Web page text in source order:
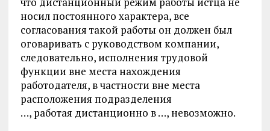
носил постоянного характера, все
согласования такой работы он должен был
оговаривать с руководством компании,
следовательно, исполнения трудовой
функции вне места нахождения
работодателя, в частности вне места
расположения подразделения
…, работая дистанционно в …, невозможно.